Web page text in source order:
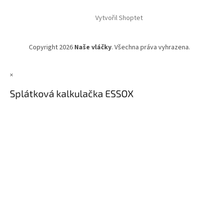
Vytvořil Shoptet
Copyright 2026 Naše vláčky. Všechna práva vyhrazena.
×
Splátková kalkulačka ESSOX